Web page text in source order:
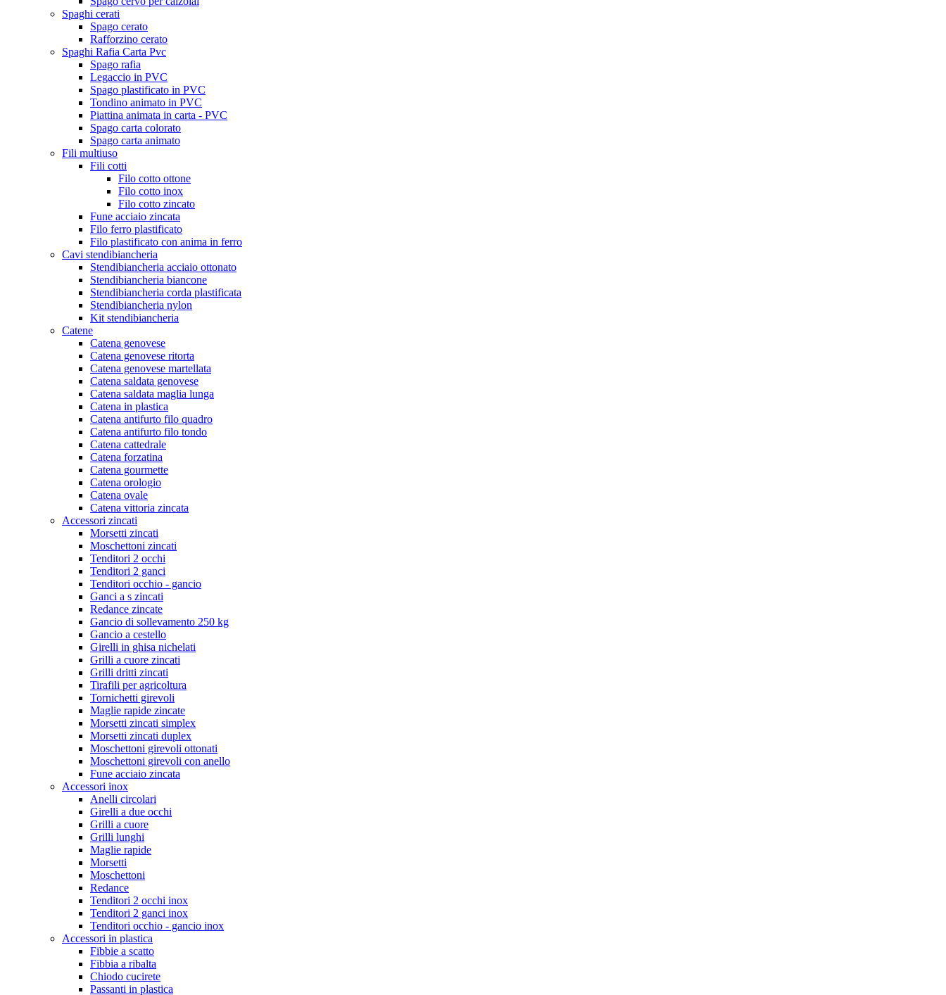
Spaghi cerati
Spago cerato
Rafforzino cerato
Spaghi Rafia Carta Pvc
Spago rafia
Legaccio in PVC
Spago plastificato in PVC
Tondino animato in PVC
Piattina animata in carta - PVC
Spago carta colorato
Spago carta animato
Fili multiuso
Fili cotti
Filo cotto ottone
Filo cotto inox
Filo cotto zincato
Fune acciaio zincata
Filo ferro plastificato
Filo plastificato con anima in ferro
Cavi stendibiancheria
Stendibiancheria acciaio ottonato
Stendibiancheria biancone
Stendibiancheria corda plastificata
Stendibiancheria nylon
Kit stendibiancheria
Catene
Catena genovese
Catena genovese ritorta
Catena genovese martellata
Catena saldata genovese
Catena saldata maglia lunga
Catena in plastica
Catena antifurto filo quadro
Catena antifurto filo tondo
Catena cattedrale
Catena forzatina
Catena gourmette
Catena orologio
Catena ovale
Catena vittoria zincata
Accessori zincati
Morsetti zincati
Moschettoni zincati
Tenditori 2 occhi
Tenditori 2 ganci
Tenditori occhio - gancio
Ganci a s zincati
Redance zincate
Gancio di sollevamento 250 kg
Gancio a cestello
Girelli in ghisa nichelati
Grilli a cuore zincati
Grilli dritti zincati
Tirafili per agricoltura
Tornichetti girevoli
Maglie rapide zincate
Morsetti zincati simplex
Morsetti zincati duplex
Moschettoni girevoli ottonati
Moschettoni girevoli con anello
Fune acciaio zincata
Accessori inox
Anelli circolari
Girelli a due occhi
Grilli a cuore
Grilli lunghi
Maglie rapide
Morsetti
Moschettoni
Redance
Tenditori 2 occhi inox
Tenditori 2 ganci inox
Tenditori occhio - gancio inox
Accessori in plastica
Fibbie a scatto
Fibbia a ribalta
Chiodo cucirete
Passanti in plastica